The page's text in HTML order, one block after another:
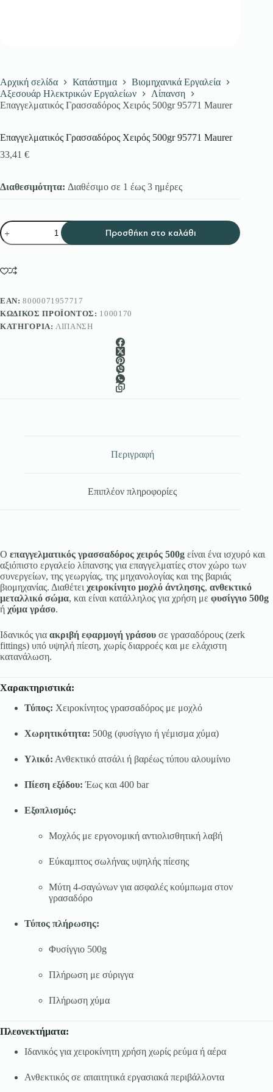
Αρχική σελίδα Κατάστημα
Βιομηχανικά Εργαλεία
Αξεσουάρ Ηλεκτρικών Εργαλείων
Λίπανση
Επαγγελματικός Γρασσαδόρος Χειρός 500gr 95771 Maurer
Επαγγελματικός Γρασσαδόρος Χειρός 500gr 95771 Maurer
33,41 €
Διαθεσιμότητα: Διαθέσιμο σε 1 έως 3 ημέρες
Επαγγελματικός
Γρασσαδόρος
Χειρός
95771
Maurer
Προσθήκη στο καλάθι
EAN:8000071957717
ΚΩΔΙΚΌΣ ΠΡΟΪΌΝΤΟΣ: 1000170
ΚΑΤΗΓΟΡΊΑ:ΛΊΠΑΝΣΗ
Περιγραφή
Επιπλέον πληροφορίες
Ο επαγγελματικός γρασσαδόρος χειρός 500g είναι ένα ισχυρό και
αξιόπιστο εργαλείο λίπανσης για επαγγελματίες στον χώρο των
συνεργείων, της γεωργίας, της μηχανολογίας και της βαριάς
βιομηχανίας. Διαθέτειχειροκίνητο μοχλό άντλησης, ανθεκτικό
μεταλλικό σώμα, και είναι κατάλληλος για χρήση με φυσίγγιο 500g
ή χύμα γράσο.
Ιδανικός για ακριβή εφαρμογή γράσου σε γρασαδόρους (zerk
fittings) υπό υψηλή πίεση, χωρίς διαρροές και με ελάχιστη
κατανάλωση.
Χαρακτηριστικά:
Τύπος: Χειροκίνητος γρασσαδόρος με μοχλό
Χωρητικότητα: 500g (φυσίγγιο ή γέμισμα χύμα)
Υλικό: Ανθεκτικό ατσάλι ή βαρέως τύπου αλουμίνιο
Πίεση εξόδου: Έως και 400 bar
Εξοπλισμός:
Μοχλός με εργονομική αντιολισθητική λαβή
Εύκαμπτος σωλήνας υψηλής πίεσης
Μύτη 4-σαγώνων για ασφαλές κούμπωμα στον
γρασαδόρο
Τύπος πλήρωσης:
Φυσίγγιο 500g
Πλήρωση με σύριγγα
Πλήρωση χύμα
Πλεονεκτήματα:
Ιδανικός για χειροκίνητη χρήση χωρίς ρεύμα ή αέρα
Ανθεκτικός σε απαιτητικά εργασιακά περιβάλλοντα